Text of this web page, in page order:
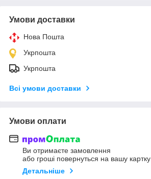
Умови доставки
Нова Пошта
Укрпошта
Укрпошта
Всі умови доставки
Умови оплати
Ви отримаєте замовлення
або гроші повернуться на вашу картку
Детальніше